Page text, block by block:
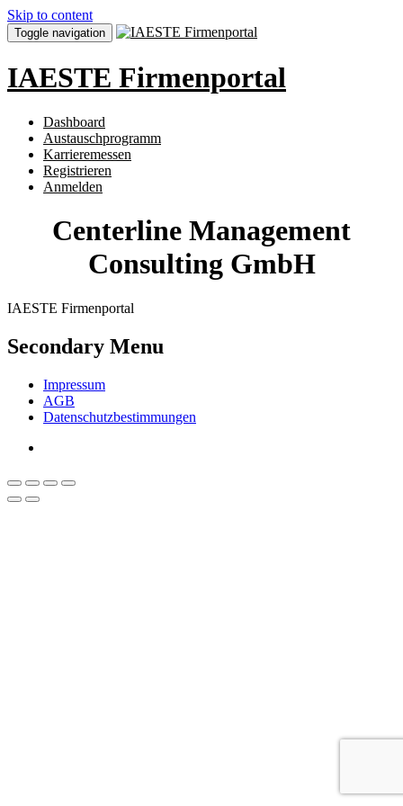
Skip to content
Toggle navigation
IAESTE Firmenportal
Dashboard
Austauschprogramm
Karrieremessen
Registrieren
Anmelden
Centerline Management
Consulting GmbH
IAESTE Firmenportal
Secondary Menu
Impressum
AGB
Datenschutzbestimmungen